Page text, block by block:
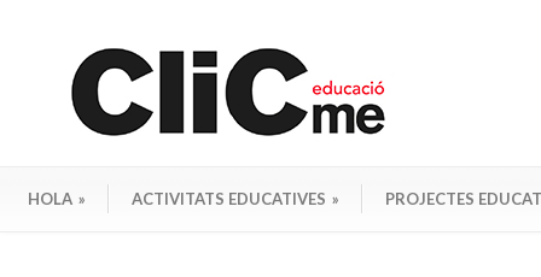
HOLA » ACTIVITATS EDUCATIVES » PROJECTES